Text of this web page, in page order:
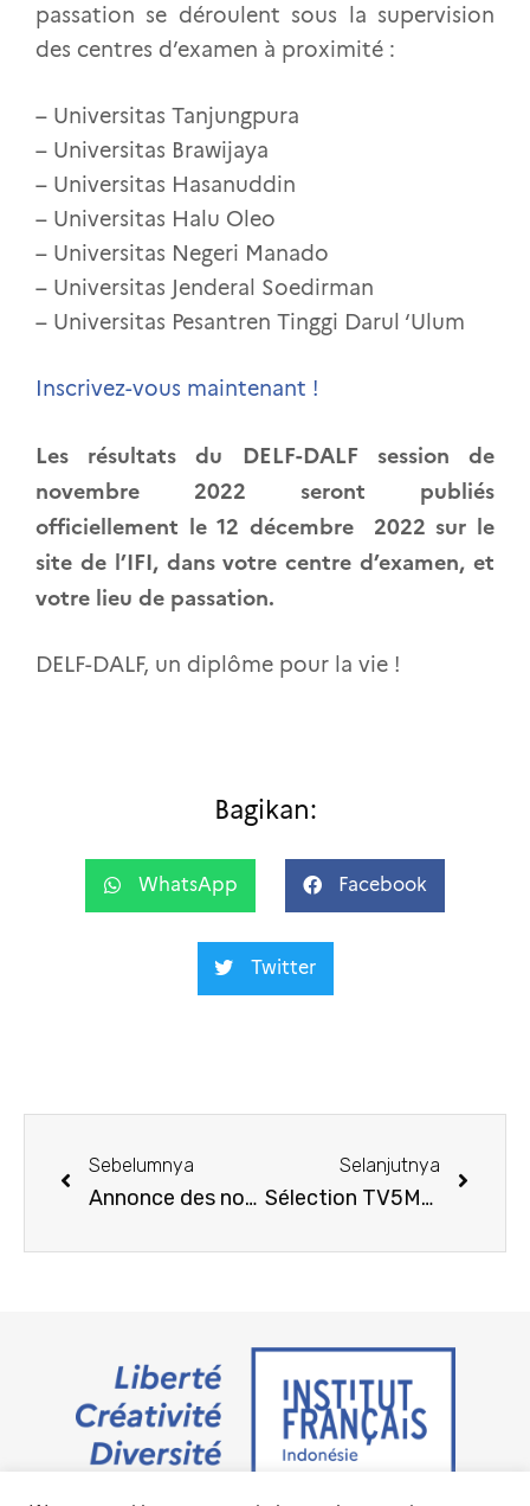
passation se déroulent sous la supervision
des centres d’examen à proximité :
– Universitas Tanjungpura
– Universitas Brawijaya
– Universitas Hasanuddin
– Universitas Halu Oleo
– Universitas Negeri Manado
– Universitas Jenderal Soedirman
– Universitas Pesantren Tinggi Darul ‘Ulum
Inscrivez-vous maintenant !
Les résultats du DELF-DALF session de
novembre 2022 seront publiés
officiellement le 12 décembre 2022 sur le
site de l’IFI, dans votre centre d’examen, et
votre lieu de passation.
DELF-DALF, un diplôme pour la vie !
Bagikan:
WhatsApp Facebook
Twitter
Sebelumnya
Annonce des noms des participants aux épreuves de demi-finale des Olympiades du Français 2022
Selanjutnya
Sélection TV5MONDE Asie – octobre 2022